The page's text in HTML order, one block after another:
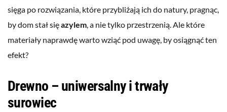
sięga po rozwiązania, które przybliżają ich do natury, pragnąc,
by dom stał sięazylem, a nie tylko przestrzenią. Ale które
materiały naprawdę warto wziąć pod uwagę, by osiągnąć ten
efekt?
Drewno – uniwersalny i trwały
surowiec